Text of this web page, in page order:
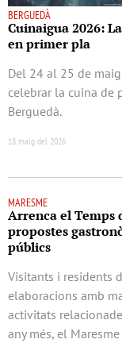
BERGUEDÀ
Cuinaigua 2026:
en primer pla
Del 24 al 25 de
celebrar la cuina de
Berguedà.
18 maig del 2026
MARESME
Arrenca el Temps
propostes
públics
Visitants i residents
elaboracions amb
activitats
any més, el